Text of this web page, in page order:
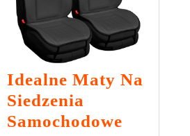
Idealne Maty Na
Siedzenia
Samochodowe